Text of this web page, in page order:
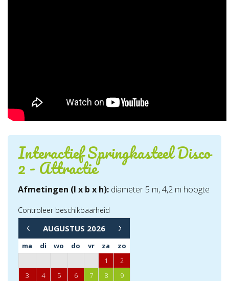
Interactief Springkasteel Disco
2 - Attractie
Afmetingen (l x b x h): diameter 5 m, 4,2 m hoogte
Controleer beschikbaarheid
AUGUSTUS 2026
ma di wo do vr za
zo
1
2
3
4 5 6 7 8
9